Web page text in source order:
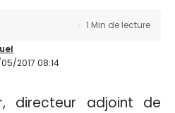
2017 08:14
1 Min de lecture
directeur adjoint de